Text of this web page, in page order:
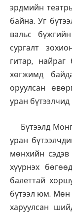
эрдмийн
байна.Уг
вальс
сургалт
гитар,
хөгжимд
оруулсан
уран
Бүтээлд
уран
мөнхийн сэдэв
хүүрнэх
балеттай
бүтээл юм. Мөн
харуулсан